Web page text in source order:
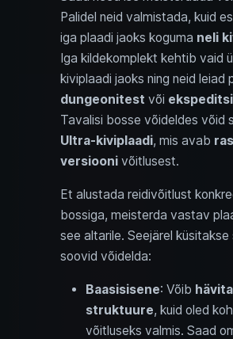
Palidel neid valmistada, kuid
iga plaadi jaoks koguma neli
Iga kildekomplekt kehtib vaid
kiviplaadi jaoks ning neid leiad
dungeonitest või
Tavalisi bosse võideldes võid
Ultra-kiviplaadi, mis avab
versiooni võitlusest.
Et alustada reidivõitlust
bossiga, meisterda vastav
see altarile. Seejärel küsitakse
soovid võidelda:
Baasisisene: Võib
struktuure, kuid oled
võitluseks valmis. Saad